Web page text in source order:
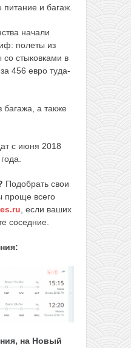
и багаж.
начали
полеты из
стыковками в
456 евро туда-
багажа, а также
с июня 2018
Подобрать свои
проще всего
, если ваших
соседние.
на Новый